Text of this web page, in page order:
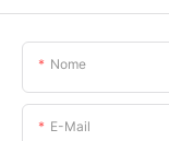
Nome
E-Mail